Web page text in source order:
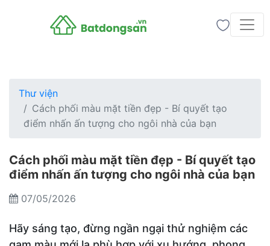
Thư viện
Cách phối màu mặt tiền đẹp - Bí quyết tạo
điểm nhấn ấn tượng cho ngôi nhà của bạn
Cách phối màu mặt tiền đẹp - Bí quyết tạo
điểm nhấn ấn tượng cho ngôi nhà của bạn
07/05/2026
Hãy sáng tạo, đừng ngần ngại thử nghiệm các